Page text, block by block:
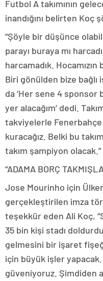
Futbol A takımının
inandığını belirten Koç
“Şöyle bir düşünce
parayı buraya mı
harcamadık.
Biri gönülden bize bağlı
da ‘Her sene 4
yer alacağım’ dedi.
takviyelerle Fenerbahçe
kuracağız. Belki bu
takım şampiyon olacak.”
“ADAMA BORÇ
Jose Mourinho için
gerçekleştirilen imza
teşekkür eden Ali Koç,
35 bin kişi stadı
gelmesini bir işaret
için büyük işler
güveniyoruz. Şimdiden